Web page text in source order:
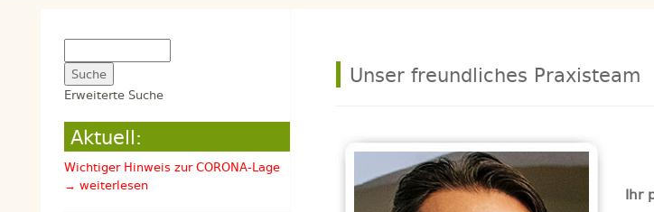
Erweiterte Suche
Aktuell:
Wichtiger Hinweis zur CORONA-Lage
→ weiterlesen
Unser freundliches Praxisteam
Ihr